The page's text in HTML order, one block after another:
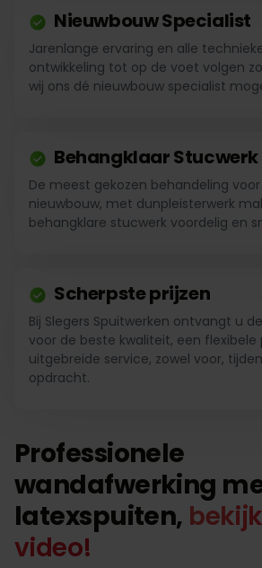
Nieuwbouw Specialist
Jarenlange ervaring en alle
ontwikkeling tot op de voet volgen
wij ons dé nieuwbouw specialist
Behangklaar Stucwerk
De meest gekozen behandeling
nieuwbouw, met dunpleisterwerk
behangklare stucwerk voordelig en
Scherpste prijzen
Bij Slegers Spuitwerken ontvangt u
voor de beste kwaliteit, een flexibele
uitgebreide service, zowel voor,
opdracht.
Professionele
wandafwerking
latexspuiten,
video!